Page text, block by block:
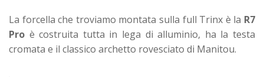
La forcella che troviamo montata sulla full Trinx è la R7
Pro è costruita tutta in lega di alluminio, ha la testa
cromata e il classico archetto rovesciato di Manitou.